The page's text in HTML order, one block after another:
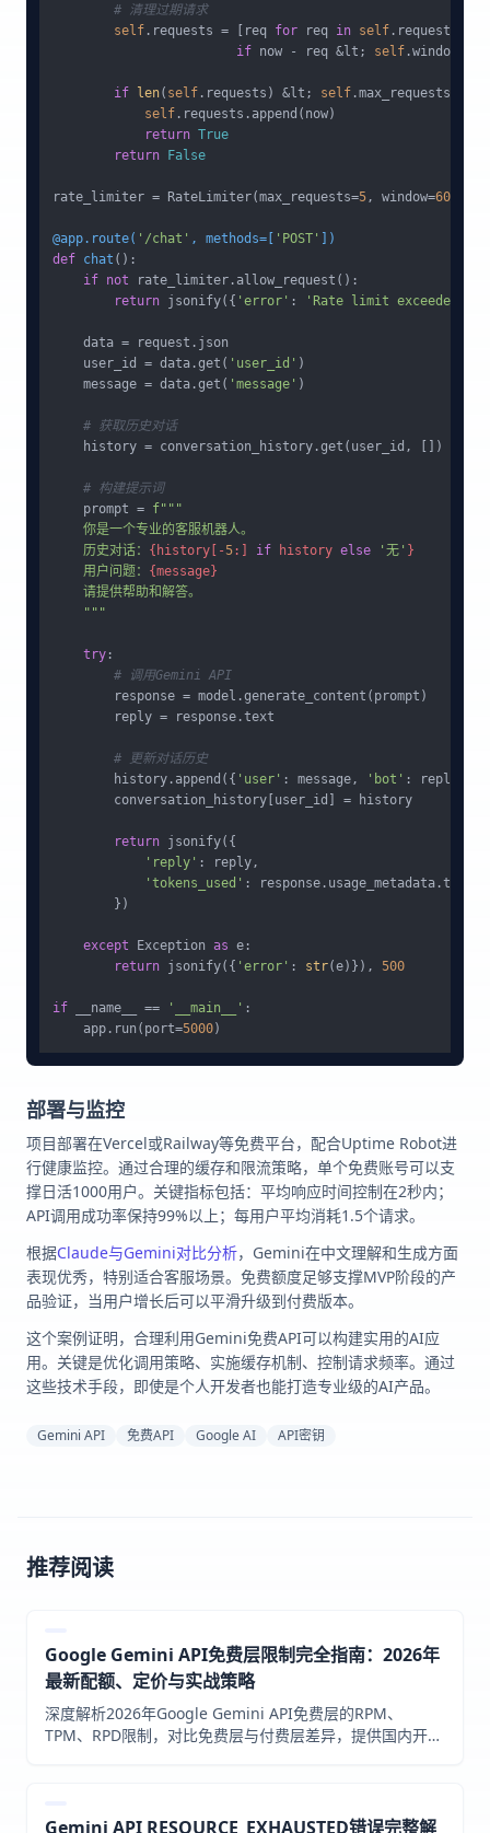
# 清理过期请求
self .requests = [req for req in self .requests
if now - req &lt; self .window]
if len( self .requests) &lt; self .max_requests:
self .requests.append(now)
return True
return False
rate_limiter = RateLimiter(max_requests=5 , window=60
@app.route( '/chat' , methods=[ 'POST' ] )
def chat ():
if not rate_limiter.allow_request():
return jsonify({ 'error' : 'Rate limit exceeded'
    data = request.json
    user_id = data.get(
'user_id' )
    message = data.get(
'message' )
# 获取历史对话
    history = conversation_history.get(user_id, [])
# 构建提示词
    prompt =
f"""
    你是一个专业的客服机器人。
    历史对话：
{history[-5:] if history else '无' }
    用户问题：
{message}
    请提供帮助和解答。
    """
try :
# 调用Gemini API
        response = model.generate_content(prompt)
        reply = response.text
# 更新对话历史
        history.append({
'user' : message, 'bot' : reply})
        conversation_history[user_id] = history
return jsonify({
'reply' : reply,
'tokens_used' :
        })
except Exception as e:
return jsonify({ 'error' : str(e)}), 500
if __name__ == '__main__' :
    app.run(port=
5000
部署与监控
项目部署在Vercel或Railway等免费平台，配合Uptime Robot进
行健康监控。通过合理的缓存和限流策略，单个免费账号可以支
撑日活1000用户。关键指标包括：平均响应时间控制在2秒内；
API调用成功率保持99%以上；每用户平均消耗1.5个请求。
根据Claude与Gemini对比分析，Gemini在中文理解和生成方面
表现优秀，特别适合客服场景。免费额度足够支撑MVP阶段的产
品验证，当用户增长后可以平滑升级到付费版本。
这个案例证明，合理利用Gemini免费API可以构建实用的AI应
用。关键是优化调用策略、实施缓存机制、控制请求频率。通过
这些技术手段，即使是个人开发者也能打造专业级的AI产品。
Gemini API 免费API Google AI API密钥
推荐阅读
Google Gemini API免费层限制完全指南：2026年
最新配额、定价与实战策略
深度解析2026年Google Gemini API免费层的RPM、
TPM、RPD限制，对比免费层与付费层差异，提供国内开发
Gemini API RESOURCE_EXHAUSTED错误完整解